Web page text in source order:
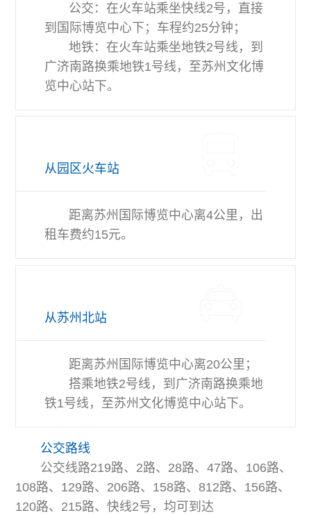
公交：在火车站乘坐快线2号，直接
到国际博览中心下；车程约25分钟；
地铁：在火车站乘坐地铁2号线，到
广济南路换乘地铁1号线，至苏州文化博
览中心站下。
从园区火车站
距离苏州国际博览中心离4公里，出
租车费约15元。
从苏州北站
距离苏州国际博览中心离20公里；
搭乘地铁2号线，到广济南路换乘地
铁1号线，至苏州文化博览中心站下。
公交路线
公交线路219路、2路、28路、47路、106路、
108路、129路、206路、158路、812路、156路、
120路、215路、快线2号，均可到达